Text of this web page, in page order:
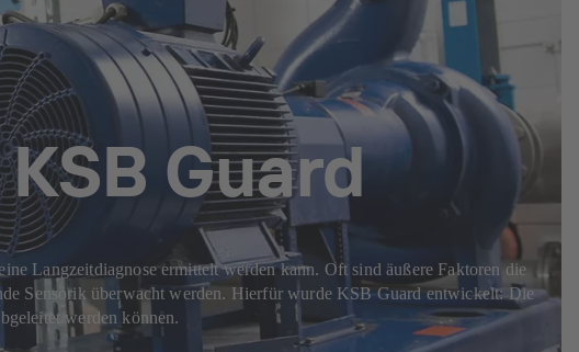
Guard
Langzeitdiagnose ermittelt werden kann. Oft sind äußere Faktoren die
Sensorik überwacht werden. Hierfür wurde KSB Guard entwickelt: Die
werden können.